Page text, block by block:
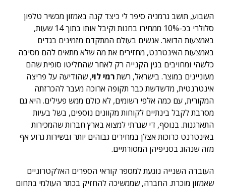
השבוע, תושב גרמניה סיפר לי כיצד קנה באמזון מכשיר טלפון
סלולרי בכ-10% ממחירו בחנות וקיבל אותו בתוך 14 שעות,
באמצעות הדואר. אנשים בעולם המתקדם מזמינים בגדים
באמצעות האינטרנט, מחזירים את מה שלא מתאים להם מסיבה
כלשהי ומחויבים בגין הקנייה רק לאחר שהחליטו סופית שהם
מעוניינים במוצר. בישראל, רשתרמי לוי, שהודיעה על פריצה
אינטרנטית, מדשדשת כבר תקופה ארוכה מעבר להכרזתה
המקורית, עם כמה אלפי רשומים, לא כולם ממש פעילים. היא גם
מסרבת לקבל בינתיים לקוחות מקוונים נוספים, בשל בעיות
התארגנות. בנוסף, די שגרתי למצוא בארץ חברות שהמכירות
באינטרנט כרוכות אצלן במחירים גבוהים יותר ובשירות גרוע אף
מזה שנהוג בסניפיהן המסורתיים.
העובדה השנייה נוגעת למספר קוראי הספרים האלקטרוניים
שאמזון מוכרת. החברה, שממשיכה להחזיק בכתר העולמי בתחום